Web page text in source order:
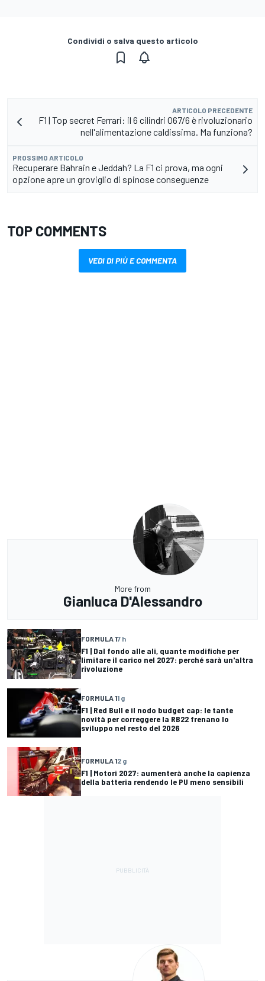
Condividi o salva questo articolo
ARTICOLO PRECEDENTE
F1 | Top secret Ferrari: il 6 cilindri 067/6 è rivoluzionario
nell'alimentazione caldissima. Ma funziona?
PROSSIMO ARTICOLO
Recuperare Bahrain e Jeddah? La F1 ci prova, ma ogni
opzione apre un groviglio di spinose conseguenze
TOP COMMENTS
VEDI DI PIÙ E COMMENTA
More from
Gianluca D'Alessandro
FORMULA 17 h
F1 | Dal fondo alle ali, quante modifiche per
limitare il carico nel 2027: perché sarà un'altra
rivoluzione
FORMULA 11 g
F1 | Red Bull e il nodo budget cap: le tante
novità per correggere la RB22 frenano lo
sviluppo nel resto del 2026
FORMULA 12 g
F1 | Motori 2027: aumenterà anche la capienza
della batteria rendendo le PU meno sensibili